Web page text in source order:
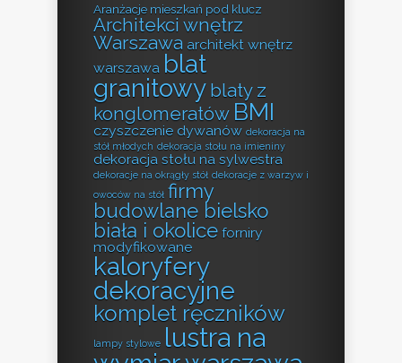
Aranżacje mieszkań pod klucz
Architekci wnętrz
Warszawa architekt wnętrz
warszawa blat
granitowy blaty z
konglomeratów BMI
czyszczenie dywanów dekoracja na
stół młodych dekoracja stołu na imieniny
dekoracja stołu na sylwestra
dekoracje na okrągły stół dekoracje z warzyw i
owoców na stół firmy
budowlane bielsko
biała i okolice forniry
modyfikowane
kaloryfery
dekoracyjne
komplet ręczników
lampy stylowe lustra na